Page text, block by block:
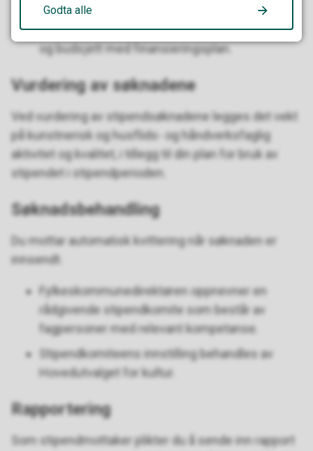
Plan for bruk av stipendet. Planen skal
inneholde planlagt aktivitet, forventet resultat
og budsjett med finansieringsplan.
Vurdering av søknadene
Ved vurdering av stipendsøknadene legges det vekt
på kunstnerisk og husflids- og håndverksfaglig
aktivitet og kvalitet, i tillegg til din plan for bruk av
stipendet i stipendperioden.
Søknadsbehandling
Du mottar automatisk kvittering når søknaden er
innsendt.
Fylkeskommunedirektøren oppnevner en
rådgivende stipendkomite som består av
fagpersoner med relevant kompetanse.
Stipendkomiteens innstilling behandles av
Hovedutvalget for kultur.
Rapportering
Som stipendmottaker plikter du å sende inn rapport
Godta alle